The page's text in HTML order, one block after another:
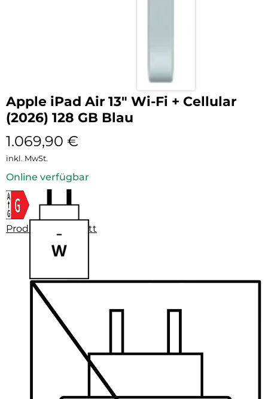
Apple iPad Air 13″ Wi-Fi + Cellular
(2026) 128 GB Blau
1.069,90 €
inkl. MwSt.
Online verfügbar
Produktdatenblatt